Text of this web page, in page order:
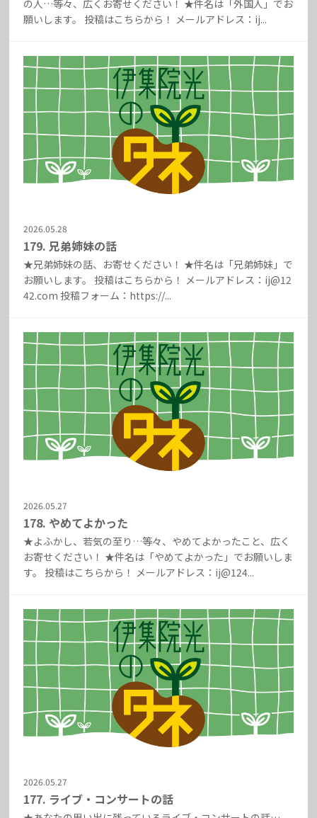
の人…等々、広くお寄せください！ ★件名は「外国人」でお
願いします。 投稿はこちらから！ メールアドレス：ij...
2026.05.28
179. 兄弟姉妹の話
★兄弟姉妹の話、お寄せください！ ★件名は「兄弟姉妹」で
お願いします。 投稿はこちらから！ メールアドレス：ij@12
42.com 投稿フォーム：https://...
2026.05.27
178. やめてよかった
★よふかし、若気の至り…等々、やめてよかったこと、広く
お寄せください！ ★件名は「やめてよかった」でお願いしま
す。 投稿はこちらから！ メールアドレス：ij@124...
2026.05.27
177. ライブ・コンサートの話